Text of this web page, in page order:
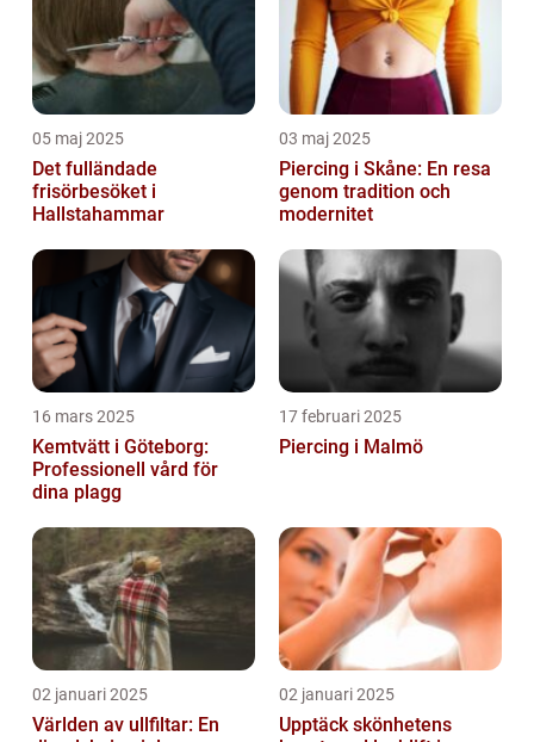
05 maj 2025
Det fulländade
frisörbesöket i
Hallstahammar
03 maj 2025
Piercing i Skåne: En resa
genom tradition och
modernitet
16 mars 2025
Kemtvätt i Göteborg:
Professionell vård för
dina plagg
17 februari 2025
Piercing i Malmö
02 januari 2025
Världen av ullfiltar: En
02 januari 2025
Upptäck skönhetens